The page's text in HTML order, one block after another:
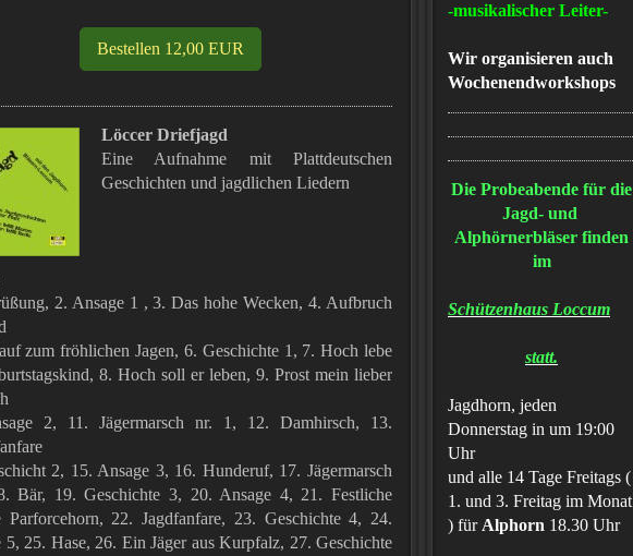
Bestellen 12,00 EUR
Löccer Driefjagd
Eine Aufnahme mit Plattdeutschen
Geschichten und jagdlichen Liedern
2. Ansage 1 , 3. Das hohe Wecken, 4. Aufbruch
zum fröhlichen Jagen, 6. Geschichte 1, 7. Hoch lebe
8. Hoch soll er leben, 9. Prost mein lieber
2, 11. Jägermarsch nr. 1, 12. Damhirsch, 13.
2, 15. Ansage 3, 16. Hunderuf, 17. Jägermarsch
Bär, 19. Geschichte 3, 20. Ansage 4, 21. Festliche
Parforcehorn, 22. Jagdfanfare, 23. Geschichte 4, 24.
5, 25. Hase, 26. Ein Jäger aus Kurpfalz, 27. Geschichte
-musikalischer Leiter-
Wir organisieren auch
Wochenendworkshops
Die Probeabende für die
Jagd- und
Alphörnerbläser finden
im
Schützenhaus Loccum
statt.
Jagdhorn, jeden
Donnerstag in um 19:00
Uhr
und alle 14 Tage Freitags (
1. und 3. Freitag im Monat
) für Alphorn 18.30 Uhr